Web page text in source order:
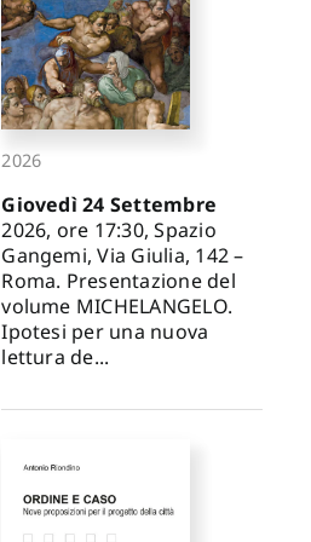
2026
Giovedì 24 Settembre
2026, ore 17:30, Spazio
Gangemi, Via Giulia, 142 –
Roma. Presentazione del
volume MICHELANGELO.
Ipotesi per una nuova
lettura de...